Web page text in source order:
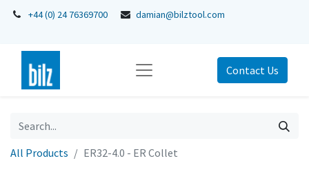
+44 (0) 24 76369700 damian@bilztool.com
Contact Us
All Products ER32-4.0 - ER Collet